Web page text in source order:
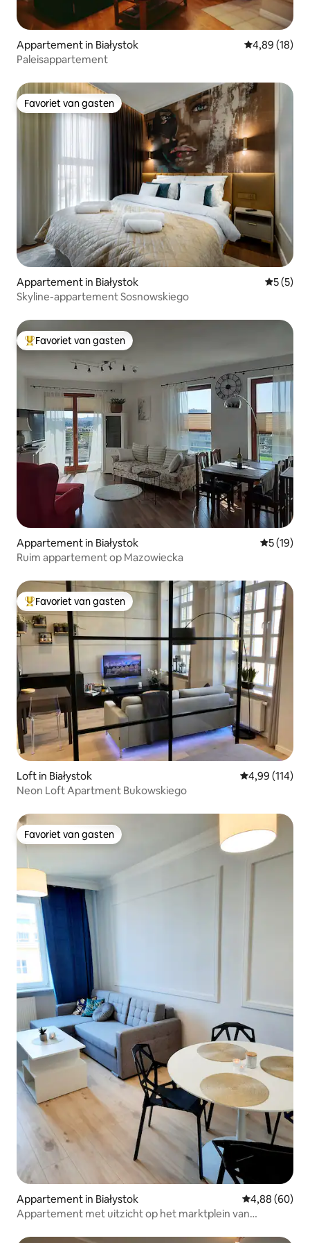
Appartement in Białystok Gemiddelde
4,89 (18)
Paleisappartement
Favoriet van gasten
Favoriet van gasten
Appartement in Białystok
5 (5)
Skyline-appartement Sosnowskiego
Topfavoriet van gasten
Favoriet van gasten
Appartement in Białystok
5 (19)
Ruim appartement op Mazowiecka
Topfavoriet van gasten
Favoriet van gasten
Loft in Białystok Gemiddelde
4,99 (114)
Neon Loft Apartment Bukowskiego
Favoriet van gasten
Favoriet van gasten
Appartement in Białystok Gemiddelde
4,88 (60)
Appartement met uitzicht op het marktplein van